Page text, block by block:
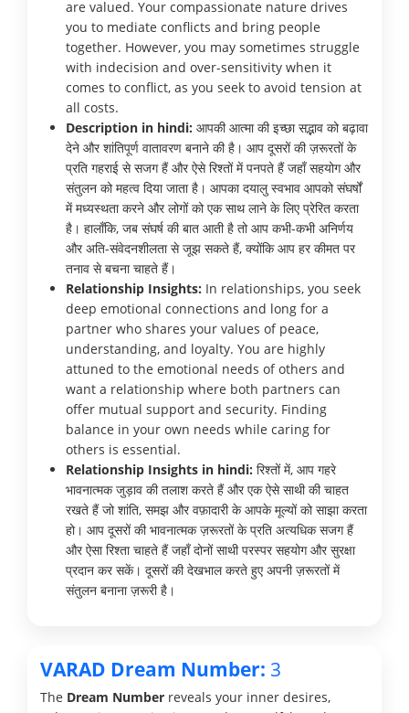
are valued. Your compassionate nature drives
you to mediate conflicts and bring people
together. However, you may sometimes struggle
with indecision and over-sensitivity when it
comes to conflict, as you seek to avoid tension at
all costs.
Description in hindi: आपकी आत्मा की इच्छा सद्भाव को बढ़ावा
देने और शांतिपूर्ण वातावरण बनाने की है। आप दूसरों की ज़रूरतों के
प्रति गहराई से सजग हैं और ऐसे रिश्तों में पनपते हैं जहाँ सहयोग और
संतुलन को महत्व दिया जाता है। आपका दयालु स्वभाव आपको संघर्षों
में मध्यस्थता करने और लोगों को एक साथ लाने के लिए प्रेरित करता
है। हालाँकि, जब संघर्ष की बात आती है तो आप कभी-कभी अनिर्णय
और अति-संवेदनशीलता से जूझ सकते हैं, क्योंकि आप हर कीमत पर
तनाव से बचना चाहते हैं।
Relationship Insights: In relationships, you seek
deep emotional connections and long for a
partner who shares your values of peace,
understanding, and loyalty. You are highly
attuned to the emotional needs of others and
want a relationship where both partners can
offer mutual support and security. Finding
balance in your own needs while caring for
others is essential.
Relationship Insights in hindi: रिश्तों में, आप गहरे
भावनात्मक जुड़ाव की तलाश करते हैं और एक ऐसे साथी की चाहत
रखते हैं जो शांति, समझ और वफ़ादारी के आपके मूल्यों को साझा करता
हो। आप दूसरों की भावनात्मक ज़रूरतों के प्रति अत्यधिक सजग हैं
और ऐसा रिश्ता चाहते हैं जहाँ दोनों साथी परस्पर सहयोग और सुरक्षा
प्रदान कर सकें। दूसरों की देखभाल करते हुए अपनी ज़रूरतों में
संतुलन बनाना ज़रूरी है।
VARAD Dream Number: 3
The Dream Number reveals your inner desires,